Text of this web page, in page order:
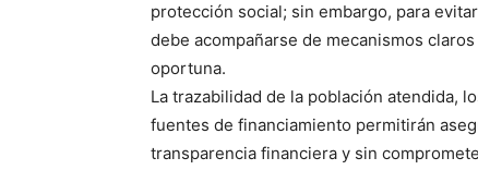
protección social; sin embargo, para
debe acompañarse de mecanismos
oportuna.
La trazabilidad de la población atendida,
fuentes de financiamiento permitirán
transparencia financiera y sin